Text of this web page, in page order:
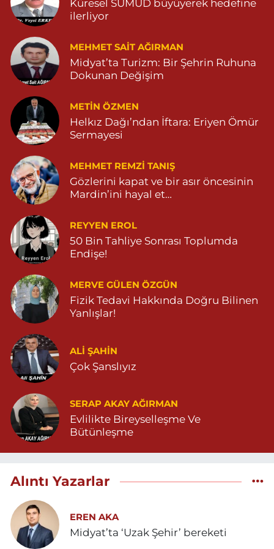
Küresel SUMUD büyüyerek hedefine
ilerliyor
MEHMET SAIT AĞIRMAN
Midyat’ta Turizm: Bir Şehrin Ruhuna
Dokunan Değişim
METIN ÖZMEN
Helkız Dağı’ndan İftara: Eriyen Ömür
Sermayesi
MEHMET REMZI TANIŞ
Gözlerini kapat ve bir asır öncesinin
Mardin’ini hayal et…
REYYEN EROL
50 Bin Tahliye Sonrası Toplumda
Endişe!
MERVE GÜLEN ÖZGÜN
Fizik Tedavi Hakkında Doğru Bilinen
Yanlışlar!
ALI ŞAHİN
Çok Şanslıyız
SERAP AKAY AĞIRMAN
Evlilikte Bireyselleşme Ve
Bütünleşme
Alıntı Yazarlar
EREN AKA
Midyat’ta ‘Uzak Şehir’ bereketi